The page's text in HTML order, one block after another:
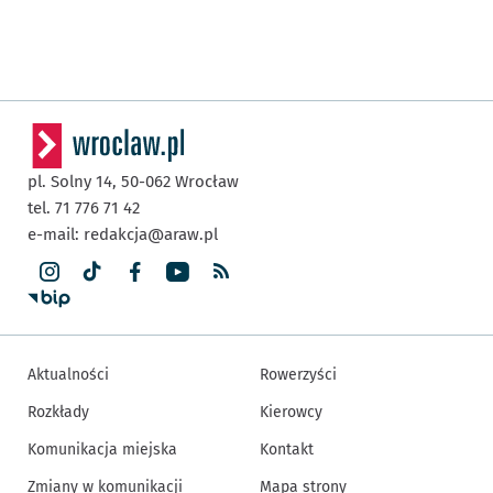
pl. Solny 14, 50-062 Wrocław
tel. 71 776 71 42
e-mail: redakcja@araw.pl
Aktualności
Rozkłady
Komunikacja miejska
Zmiany w komunikacji
Rowerzyści
Kierowcy
Kontakt
Mapa strony